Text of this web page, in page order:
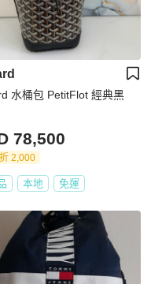
水桶包 PetitFlot 經典黑
78,500
2,000
本地 免運